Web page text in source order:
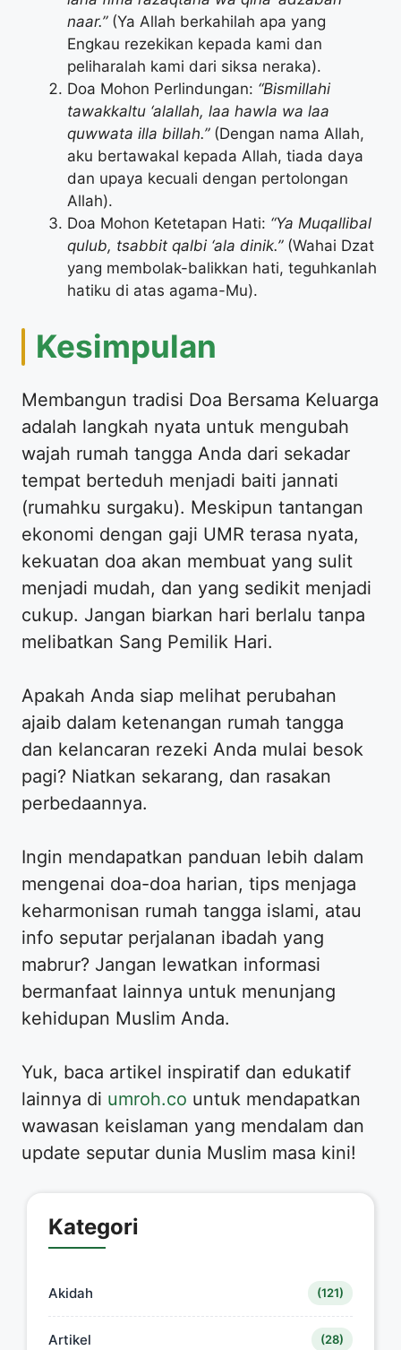
naar.”(Ya Allah berkahilah apa yang
Engkau rezekikan kepada kami dan
peliharalah kami dari siksa neraka).
Doa Mohon Perlindungan: “Bismillahi
tawakkaltu ‘alallah, laa hawla wa laa
quwwata illa billah.”(Dengan nama Allah,
aku bertawakal kepada Allah, tiada daya
dan upaya kecuali dengan pertolongan
Allah).
Doa Mohon Ketetapan Hati: “Ya Muqallibal
qulub, tsabbit qalbi ‘ala dinik.”(Wahai Dzat
yang membolak-balikkan hati, teguhkanlah
hatiku di atas agama-Mu).
Kesimpulan
Membangun tradisi Doa Bersama Keluarga
adalah langkah nyata untuk mengubah
wajah rumah tangga Anda dari sekadar
tempat berteduh menjadi baiti jannati
(rumahku surgaku). Meskipun tantangan
ekonomi dengan gaji UMR terasa nyata,
kekuatan doa akan membuat yang sulit
menjadi mudah, dan yang sedikit menjadi
cukup. Jangan biarkan hari berlalu tanpa
melibatkan Sang Pemilik Hari.
Apakah Anda siap melihat perubahan
ajaib dalam ketenangan rumah tangga
dan kelancaran rezeki Anda mulai besok
pagi? Niatkan sekarang, dan rasakan
perbedaannya.
Ingin mendapatkan panduan lebih dalam
mengenai doa-doa harian, tips menjaga
keharmonisan rumah tangga islami, atau
info seputar perjalanan ibadah yang
mabrur? Jangan lewatkan informasi
bermanfaat lainnya untuk menunjang
kehidupan Muslim Anda.
Yuk, baca artikel inspiratif dan edukatif
lainnya di umroh.co untuk mendapatkan
wawasan keislaman yang mendalam dan
update seputar dunia Muslim masa kini!
Kategori
Akidah (121)
Artikel (28)